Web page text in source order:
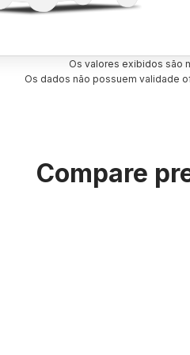
Os valores exibidos são
Os dados não possuem validade
Compare